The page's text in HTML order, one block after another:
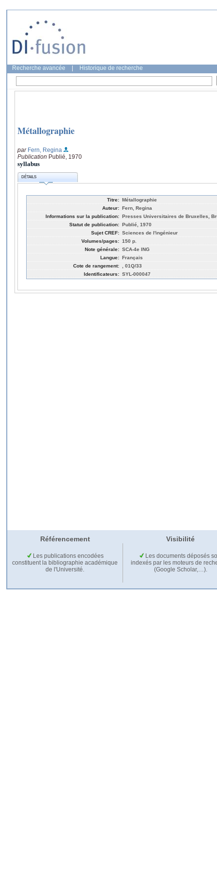
Recherche avancée Historique de recherche
Métallographie
par Fern, Regina
Publication Publié, 1970
syllabus
DÉTAILS
Titre: Métallographie
Auteur: Fern, Regina
Informations sur la publication: Presses Universitaires de Bruxelles,
Statut de publication: Publié, 1970
Sujet CREF: Sciences de l'ingénieur
Volumes/pages: 150 p.
Note générale: SCA-4e ING
Langue: Français
Cote de rangement:
, 01Q/33
Identificateurs: SYL-000047
Référencement Visibilité
Les publications encodées
constituent la bibliographie académique
de l'Université.
Les documents déposés
indexés par les moteurs de
(Google Scholar,…).